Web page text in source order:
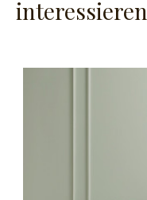
interessieren